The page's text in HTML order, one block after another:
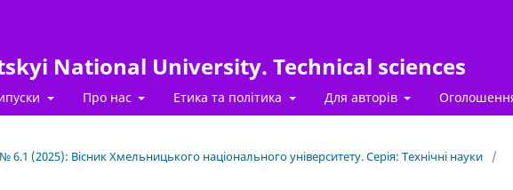
National University. Technical sciences
Про нас Етика та політика Для авторів
6.1 (2025): Вісник Хмельницького національного університету. Серія: Технічні науки
/